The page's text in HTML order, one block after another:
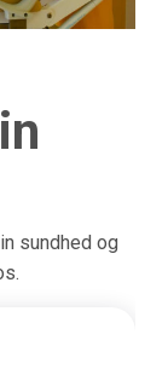
sundhed og